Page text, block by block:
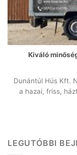
Kiváló
Dunántúl Hús Kft.
a hazai, friss,
LEGUTÓBBI